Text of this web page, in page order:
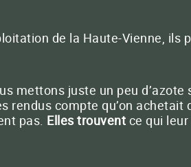
Contact E-mail
de la Haute-Vienne, ils
mettons juste un peu d’azote
compte qu’on achetait
pas. Elles trouvent ce qui